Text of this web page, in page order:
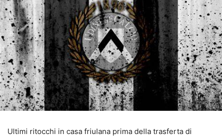
Ultimi ritocchi in casa friulana prima della trasferta di